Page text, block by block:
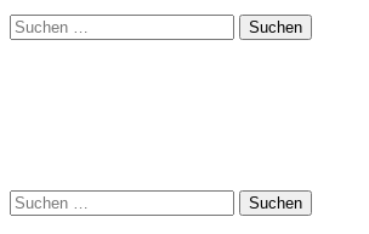
Suchen
nach:
Suchen
nach: